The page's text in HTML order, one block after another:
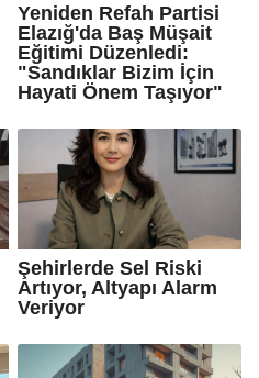
Yeniden Refah Partisi
Elazığ'da Baş Müşait
Eğitimi Düzenledi:
"Sandıklar Bizim İçin
Hayati Önem Taşıyor"
Şehirlerde Sel Riski
Artıyor, Altyapı Alarm
Veriyor